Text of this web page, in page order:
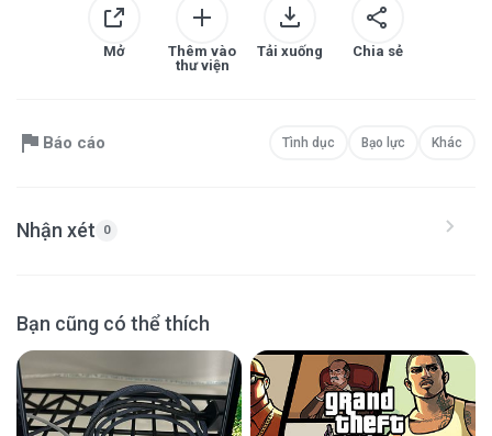
Mở
Thêm vào
thư viện
Tải xuống Chia sẻ
Báo cáo Tình dục Bạo lực Khác
Nhận xét 0
Bạn cũng có thể thích